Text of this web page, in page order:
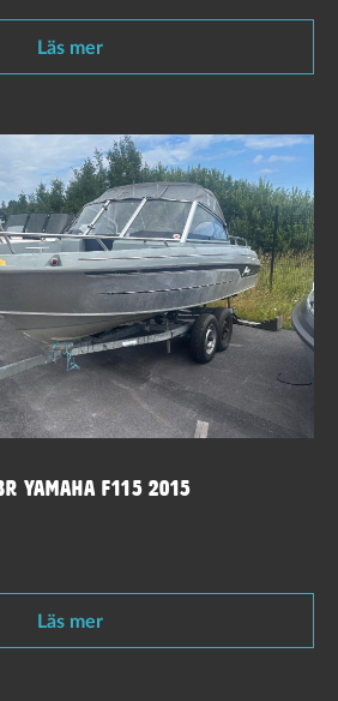
Läs mer
Yamaha F115 2015
Läs mer